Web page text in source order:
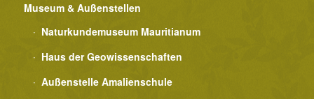
Museum & Außenstellen
Naturkundemuseum Mauritianum
Haus der Geowissenschaften
Außenstelle Amalienschule